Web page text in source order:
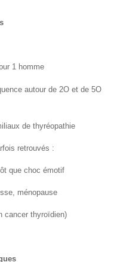
1 homme
autour de 2O et de 5O
de thyréopathie
retrouvés :
que choc émotif
ménopause
cancer thyroïdien)